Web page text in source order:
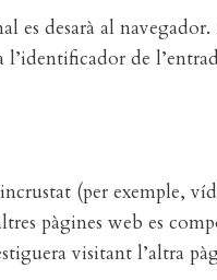
es desarà al navegador.
de
(per exemple,
pàgines web es
visitant l’altra